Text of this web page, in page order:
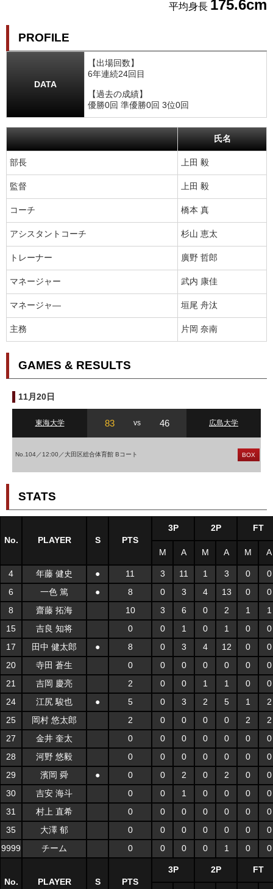
平均身長 175.6cm
PROFILE
DATA
【出場回数】
6年連続24回目
【過去の成績】
優勝0回 準優勝0回 3位0回
氏名
部長 上田 毅
監督 上田 毅
コーチ 橋本 真
アシスタントコーチ 杉山 恵太
トレーナー 廣野 哲郎
マネージャー 武内 康佳
マネージャ― 垣尾 舟汰
主務 片岡 奈南
GAMES & RESULTS
11月20日
東海大学 83 vs 46 広島大学
No.104／12:00／大田区総合体育館 Bコート BOX
STATS
No. PLAYER S PTS
3P 2P FT
M A M A M A
4 年藤 健史 ● 11 3 11 1 3 0
0
6
一色 篤 ● 8 0 3 4 13 0
0
8
齋藤 拓海 10 3 6 0 2 1
1
15
吉良 知将 0 0 1 0 1 0
0
17
田中 健太郎 ● 8 0 3 4 12 0
0
20
寺田 蒼生 0 0 0 0 0 0
0
21
吉岡 慶亮 2 0 0 1 1 0
0
24
江尻 駿也 ● 5 0 3 2 5 1
2
25
岡村 悠太郎 2 0 0 0 0 2
2
27
金井 奎太 0 0 0 0 0 0
0
28
河野 悠毅 0 0 0 0 0 0
0
29
濱岡 舜 ● 0 0 2 0 2 0
0
30
吉安 海斗 0 0 1 0 0 0
0
31
村上 直希 0 0 0 0 0 0
0
35
大澤 郁 0 0 0 0 0 0
0
9999
チーム 0 0 0 0 1 0 0
No. PLAYER S PTS
3P 2P FT